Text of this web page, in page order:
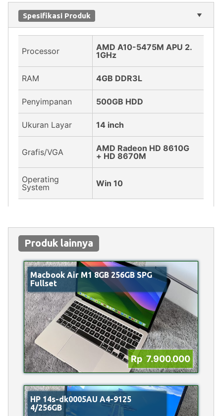
Spesifikasi Produk
Processor
AMD A10-5475M APU 2.
1GHz
RAM 4GB DDR3L
Penyimpanan 500GB HDD
Ukuran Layar 14 inch
Grafis/VGA
AMD Radeon HD 8610G
+ HD 8670M
Operating
System
Win 10
Produk lainnya
Macbook Air M1 8GB 256GB SPG
Fullset
Rp 7.900.000
HP 14s-dk0005AU A4-9125
4/256GB